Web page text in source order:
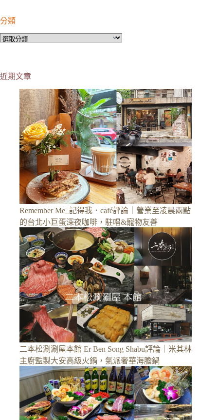
分類
分
近期文章
Remember Me_記得我．café評論｜營業至凌晨兩點
的台北小巨蛋深夜咖啡，駐唱&寵物友善
二本松涮涮屋本館 Er Ben Song Shabu評論｜米其林
主廚監製大安高級火鍋，氣派奢華海膽鍋